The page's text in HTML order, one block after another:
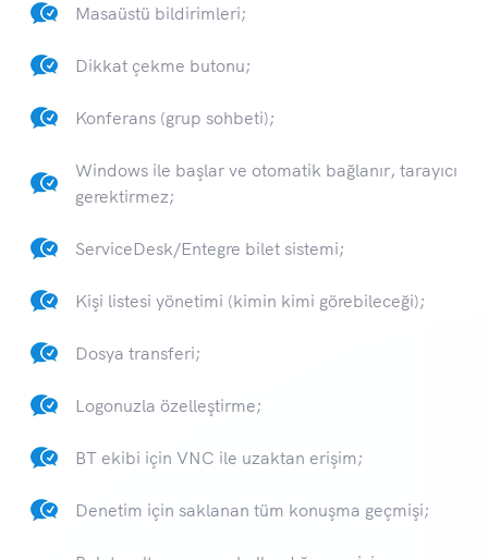
Masaüstü bildirimleri;
Dikkat çekme butonu;
Konferans (grup sohbeti);
Windows ile başlar ve otomatik bağlanır, tarayıcı
gerektirmez;
ServiceDesk/Entegre bilet sistemi;
Kişi listesi yönetimi (kimin kimi görebileceği);
Dosya transferi;
Logonuzla özelleştirme;
BT ekibi için VNC ile uzaktan erişim;
Denetim için saklanan tüm konuşma geçmişi;